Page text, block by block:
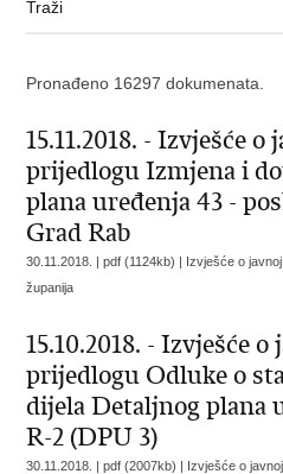
Pronađeno 16297 dokumenata.
15.11.2018. - Izvješće
prijedlogu Izmjena i
plana uređenja 43 -
Grad Rab
30.11.2018. | pdf (1124kb) | Izvješće o
županija
15.10.2018. - Izvješće
prijedlogu Odluke o
dijela Detaljnog plana
R-2 (DPU 3)
30.11.2018. | pdf (2007kb) | Izvješće o